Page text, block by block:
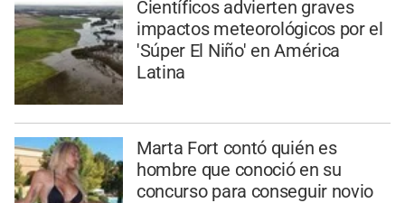
Científicos advierten graves
impactos meteorológicos por el
'Súper El Niño' en América
Latina
Marta Fort contó quién es
hombre que conoció en su
concurso para conseguir novio